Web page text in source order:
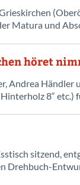
Matura und
höret
Andrea Händler
8“ etc.)
sitzend,
Drehbuch-